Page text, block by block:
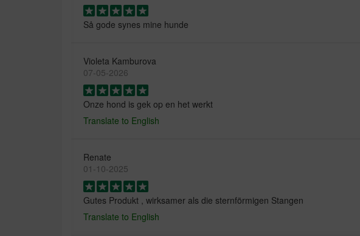
Så gode synes mine hunde
Violeta Kamburova
07-05-2026
Onze hond is gek op en het werkt
Translate to English
Renate
01-10-2025
Gutes Produkt , wirksamer als die sternförmigen Stangen
Translate to English